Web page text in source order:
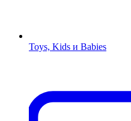
Toys, Kids и Babies